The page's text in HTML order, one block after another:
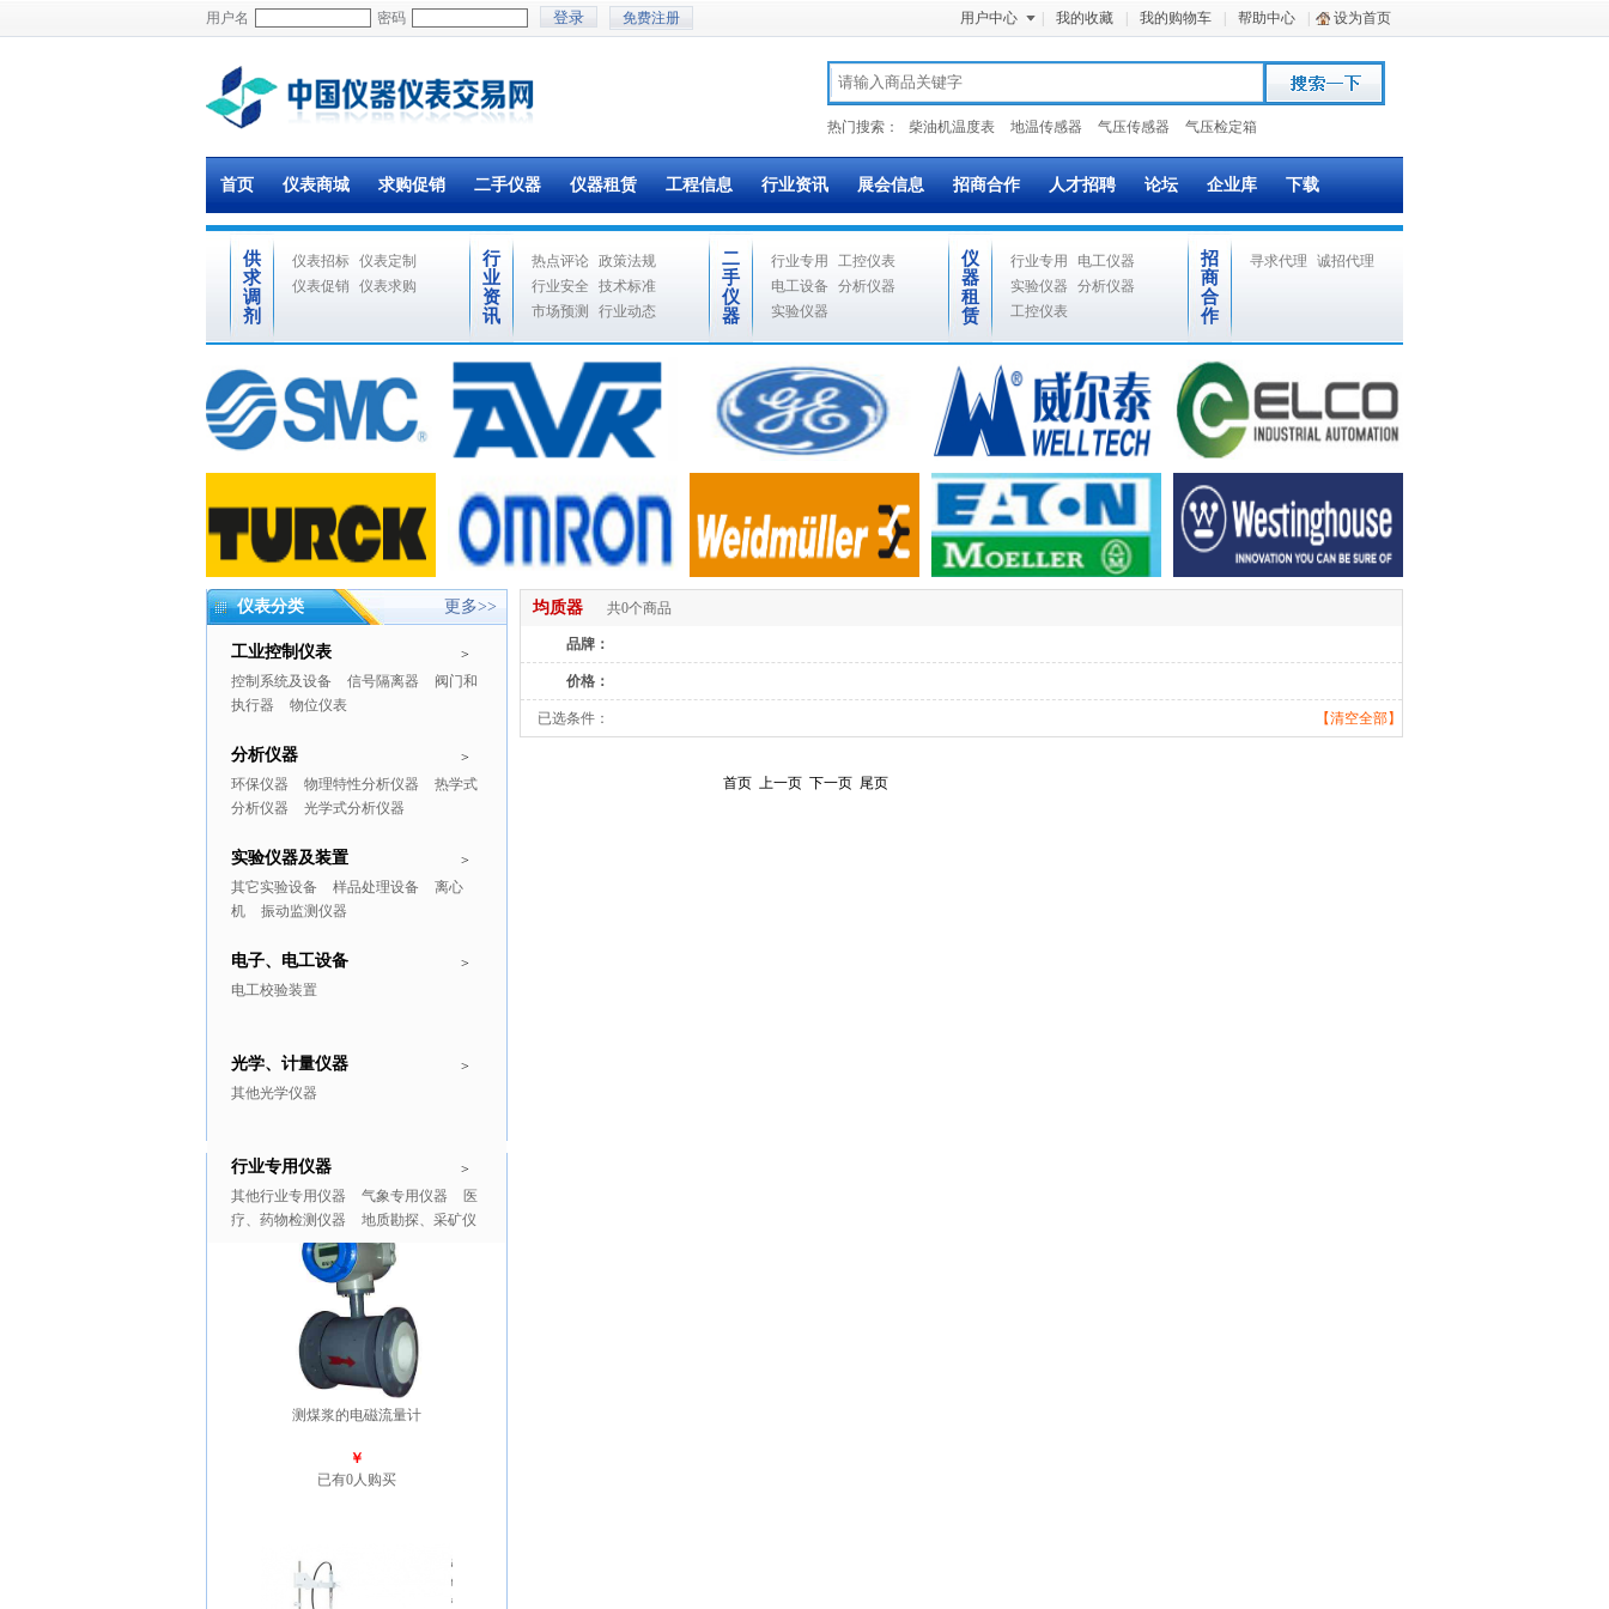
用户名 密码 免费注册 用户中心 我的收藏 我的购物车 帮助中心 设为首页
热门搜索： 柴油机温度表 地温传感器 气压传感器 气压检定箱
首页 仪表商城 求购促销 二手仪器 仪器租赁 工程信息 行业资讯 展会信息 招商合作 人才招聘 论坛 企业库 下载
供
求
调
剂
仪表招标 仪表定制
仪表促销
仪表求购
行
业
资
讯
热点评论 政策法规
行业安全
技术标准
市场预测
行业动态
二
手
仪
器
行业专用
工控仪表
电工设备
分析仪器
实验仪器
仪
器
租
赁
行业专用
电工仪器
实验仪器
分析仪器
工控仪表
招
商
合
作
寻求代理 诚招代理
仪表分类 更多>>
>
工业控制仪表
控制系统及设备 信号隔离器
阀门和
执行器
物位仪表
>
分析仪器
环保仪器 物理特性分析仪器
热学式
分析仪器
光学式分析仪器
>
实验仪器及装置
其它实验设备 样品处理设备
离心
机
振动监测仪器
>
电子、电工设备
电工校验装置
>
光学、计量仪器
其他光学仪器
>
行业专用仪器
其他行业专用仪器 气象专用仪器
医
疗、药物检测仪器
地质勘探、采矿仪
推广商品 更多>>
测煤浆的电磁流量计
￥
已有0人购买
均质器 共0个商品
品牌：
价格：
【清空全部】
已选条件：
首页 上一页 下一页 尾页